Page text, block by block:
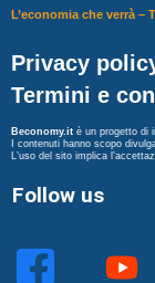
L’economia che verrà –
Privacy
Termini e
Beconomy.it è un progetto di
I contenuti hanno scopo
L’uso del sito implica
Follow us